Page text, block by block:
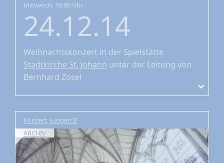
Mittwoch, 18:00 Uhr
24.12.14
Weihnachtskonzert in der Spielstätte
Stadtkirche St. Johann unter der Leitung von
Bernhard Zosel
Konzert, Jungen II
ARCHIV